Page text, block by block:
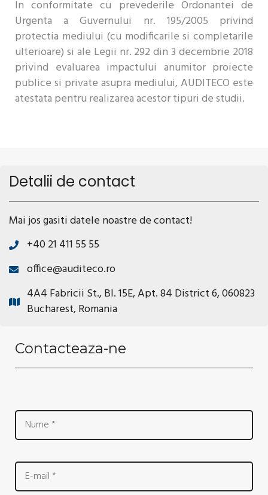
In conformitate cu prevederile Ordonantei de
Urgenta a Guvernului nr. 195/2005 privind
protectia mediului (cu modificarile si completarile
ulterioare) si ale Legii nr. 292 din 3 decembrie 2018
privind evaluarea impactului anumitor proiecte
publice si private asupra mediului, AUDITECO este
atestata pentru realizarea acestor tipuri de studii.
Detalii de contact
Mai jos gasiti datele noastre de contact!
+40 21 411 55 55
office@auditeco.ro
4A4 Fabricii St., Bl. 15E, Apt. 84 District 6, 060823
Bucharest, Romania
Contacteaza-ne